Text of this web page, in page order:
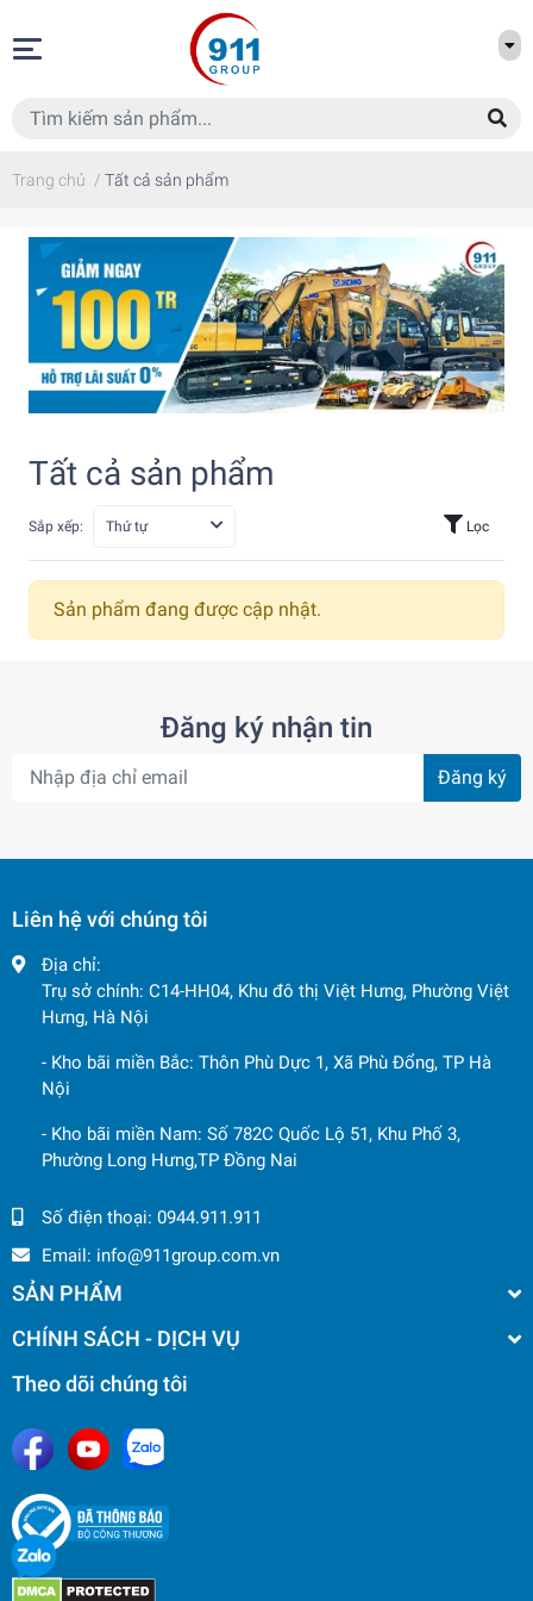
Trang chủ / Tất cả sản phẩm
Tất cả sản phẩm
Sắp xếp: Thứ tự Lọc
Sản phẩm đang được cập nhật.
Đăng ký nhận tin
Đăng ký
Liên hệ với chúng tôi
Địa chỉ:
Trụ sở chính: C14-HH04, Khu đô thị Việt Hưng, Phường Việt
Hưng, Hà Nội
- Kho bãi miền Bắc: Thôn Phù Dực 1, Xã Phù Đổng, TP Hà
Nội
- Kho bãi miền Nam: Số 782C Quốc Lộ 51, Khu Phố 3,
Phường Long Hưng,TP Đồng Nai
Số điện thoại: 0944.911.911
Email: info@911group.com.vn
SẢN PHẨM
CHÍNH SÁCH - DỊCH VỤ
Theo dõi chúng tôi